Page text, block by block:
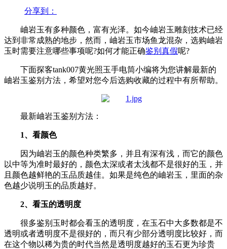
分享到：
岫岩玉有多种颜色，富有光泽。如今岫岩玉雕刻技术已经
达到非常成熟的地步，然而，岫岩玉市场鱼龙混杂，选购岫岩
玉时需要注意哪些事项呢?如何才能正确鉴别真假呢?
下面探客tank007黄光照玉手电筒小编将为您讲解最新的
岫岩玉鉴别方法，希望对您今后选购收藏的过程中有所帮助。
最新岫岩玉鉴别方法：
1、看颜色
因为岫岩玉的颜色种类繁多，并且有深有浅，而它的颜色
以中等为准时最好的，颜色太深或者太浅都不是很好的玉，并
且颜色越鲜艳的玉品质越佳。如果是纯色的岫岩玉，里面的杂
色越少说明玉的品质越好。
2、看玉的透明度
很多鉴别玉时都会看玉的透明度，在玉石中大多数都是不
透明或者透明度不是很好的，而只有少部分透明度比较好，而
在这个物以稀为贵的时代当然是透明度越好的玉石更为珍贵